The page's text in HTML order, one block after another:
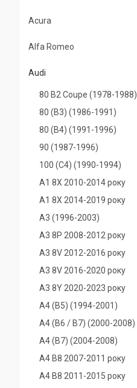
Acura
Alfa Romeo
Audi
80 B2 Coupe (1978-1988)
80 (B3) (1986-1991)
80 (B4) (1991-1996)
90 (1987-1996)
100 (C4) (1990-1994)
A1 8X 2010-2014 року
A1 8X 2014-2019 року
A3 (1996-2003)
A3 8P 2008-2012 року
A3 8V 2012-2016 року
A3 8V 2016-2020 року
A3 8Y 2020-2023 року
A4 (B5) (1994-2001)
A4 (B6 / В7) (2000-2008)
A4 (B7) (2004-2008)
A4 B8 2007-2011 року
A4 B8 2011-2015 року